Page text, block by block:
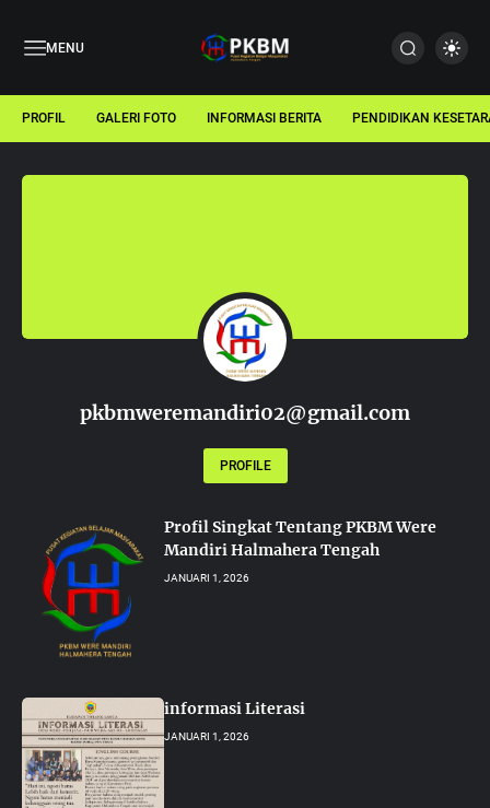
MENU
PROFIL GALERI FOTO INFORMASI BERITA PENDIDIKAN
pkbmweremandiri02@gmail.com
PROFILE
Profil Singkat Tentang PKBM Were
Mandiri Halmahera Tengah
JANUARI 1, 2026
informasi Literasi
JANUARI 1, 2026